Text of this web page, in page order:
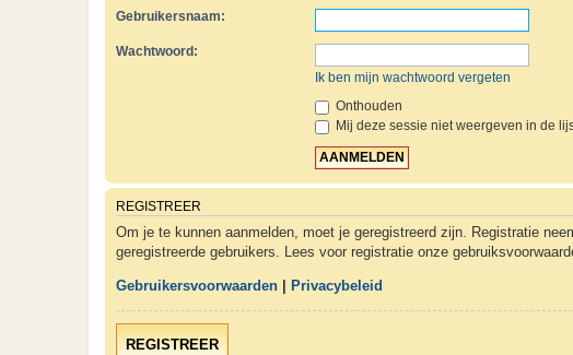
Gebruikersnaam:
Wachtwoord:
Ik ben mijn wachtwoord vergeten
Onthouden
Mij deze sessie niet weergeven in de
REGISTREER
Om je te kunnen aanmelden, moet je geregistreerd zijn. Registratie
geregistreerde gebruikers. Lees voor registratie onze
Gebruikersvoorwaarden Privacybeleid
REGISTREER